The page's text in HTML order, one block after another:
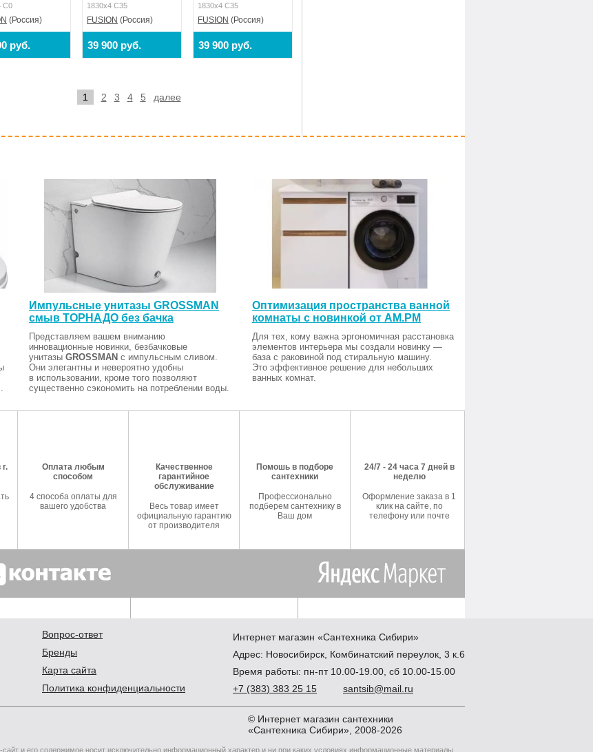
C0
(Россия)
руб.
1830x4 C35
FUSION (Россия)
39 900 руб.
1830x4 C35
FUSION (Россия)
39 900 руб.
1 2 3 4 5 далее
Импульсные унитазы GROSSMAN
смыв ТОРНАДО без бачка
Представляем вашем вниманию
инновационные новинки, безбачковые
унитазы GROSSMAN с импульсным сливом.
Они элегантны и невероятно удобны
в использовании, кроме того позволяют
существенно сэкономить на потреблении воды.
Оптимизация пространства ванной
комнаты с новинкой от AM.PM
Для тех, кому важна эргономичная расстановка
элементов интерьера мы создали новинку —
база с раковиной под стиральную машину.
Это эффективное решение для небольших
ванных комнат.
Оплата любым
способом
4 способа оплаты для
вашего удобства
Качественное
гарантийное
обслуживание
Весь товар имеет
официальную гарантию
от производителя
Помошь в подборе
сантехники
Профессионально
подберем сантехнику в
Ваш дом
24/7 - 24 часа 7 дней в
неделю
Оформление заказа в 1
клик на сайте, по
телефону или почте
Вопрос-ответ
Бренды
Карта сайта
Политика конфиденциальности
Интернет магазин «Сантехника Сибири»
Адрес: Новосибирск Комбинатский переулок, 3 к.6
Время работы: пн-пт 10.00-19.00, сб 10.00-15.00
+7 (383) 383 25 15 santsib@mail.ru
© Интернет магазин сантехники
«Сантехника Сибири», 2008-2026
и его содержимое носит исключительно информационный характер и ни при каких условиях информационные материалы,